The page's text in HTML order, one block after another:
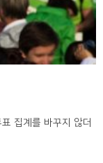
집계를 바꾸지 않더